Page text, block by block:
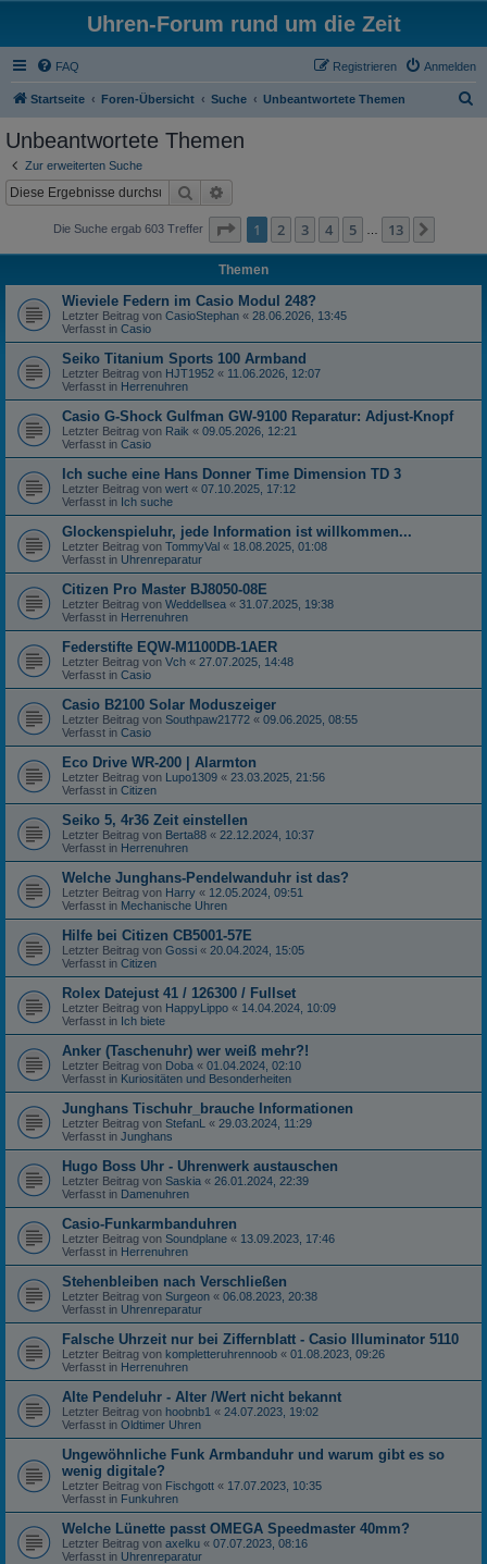
Uhren-Forum rund um die Zeit
FAQ Anmelden
Registrieren
Startseite Foren-Übersicht Suche Unbeantwortete Themen
Unbeantwortete Themen
Zur erweiterten Suche
Suche
Die Suche ergab 603 Treffer Seite 1von 13
1 2 3 4 5 13
Themen
Wieviele Federn im Casio Modul 248?
Letzter Beitrag von CasioStephan « 28.06.2026, 13:45
Verfasst in Casio
Seiko Titanium Sports 100 Armband
Letzter Beitrag von HJT1952 « 11.06.2026, 12:07
Verfasst in Herrenuhren
Casio G-Shock Gulfman GW-9100 Reparatur: Adjust-Knopf
Letzter Beitrag von Raik « 09.05.2026, 12:21
Verfasst in Casio
Ich suche eine Hans Donner Time Dimension TD 3
Letzter Beitrag von wert « 07.10.2025, 17:12
Verfasst in Ich suche
Glockenspieluhr, jede Information ist willkommen...
Letzter Beitrag von TommyVal « 18.08.2025, 01:08
Verfasst in Uhrenreparatur
Citizen Pro Master BJ8050-08E
Letzter Beitrag von Weddellsea « 31.07.2025, 19:38
Verfasst in Herrenuhren
Federstifte EQW-M1100DB-1AER
Letzter Beitrag von Vch « 27.07.2025, 14:48
Verfasst in Casio
Casio B2100 Solar Moduszeiger
Letzter Beitrag von Southpaw21772 « 09.06.2025, 08:55
Verfasst in Casio
Eco Drive WR-200 | Alarmton
Letzter Beitrag von Lupo1309 « 23.03.2025, 21:56
Verfasst in Citizen
Seiko 5, 4r36 Zeit einstellen
Letzter Beitrag von Berta88 « 22.12.2024, 10:37
Verfasst in Herrenuhren
Welche Junghans-Pendelwanduhr ist das?
Letzter Beitrag von Harry « 12.05.2024, 09:51
Verfasst in Mechanische Uhren
Hilfe bei Citizen CB5001-57E
Letzter Beitrag von Gossi « 20.04.2024, 15:05
Verfasst in Citizen
Rolex Datejust 41 / 126300 / Fullset
Letzter Beitrag von HappyLippo « 14.04.2024, 10:09
Verfasst in Ich biete
Anker (Taschenuhr) wer weiß mehr?!
Letzter Beitrag von Doba « 01.04.2024, 02:10
Verfasst in Kuriositäten und Besonderheiten
Junghans Tischuhr_brauche Informationen
Letzter Beitrag von StefanL « 29.03.2024, 11:29
Verfasst in Junghans
Hugo Boss Uhr - Uhrenwerk austauschen
Letzter Beitrag von Saskia « 26.01.2024, 22:39
Verfasst in Damenuhren
Casio-Funkarmbanduhren
Letzter Beitrag von Soundplane « 13.09.2023, 17:46
Verfasst in Herrenuhren
Stehenbleiben nach Verschließen
Letzter Beitrag von Surgeon « 06.08.2023, 20:38
Verfasst in Uhrenreparatur
Falsche Uhrzeit nur bei Ziffernblatt - Casio Illuminator 5110
Letzter Beitrag von kompletteruhrennoob « 01.08.2023, 09:26
Verfasst in Herrenuhren
Alte Pendeluhr - Alter /Wert nicht bekannt
Letzter Beitrag von hoobnb1 « 24.07.2023, 19:02
Verfasst in Oldtimer Uhren
Ungewöhnliche Funk Armbanduhr und warum gibt es so
wenig digitale?
Letzter Beitrag von Fischgott « 17.07.2023, 10:35
Verfasst in Funkuhren
Welche Lünette passt OMEGA Speedmaster 40mm?
Letzter Beitrag von axelku « 07.07.2023, 08:16
Verfasst in Uhrenreparatur